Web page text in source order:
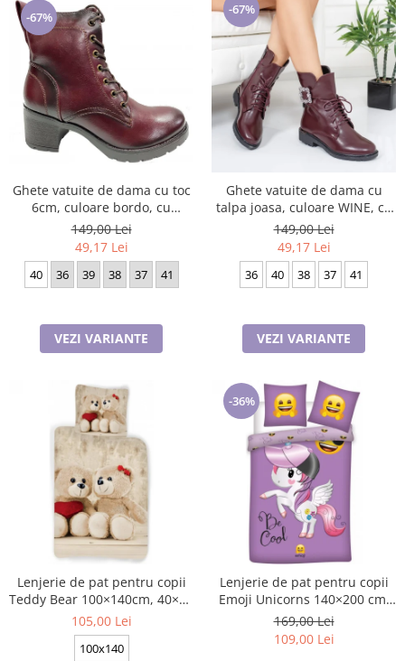
-67%
Ghete vatuite de dama cu toc
6cm, culoare bordo, cu
fermoar si snur
149,00 Lei
49,17 Lei
40 36 39 38 37 41
VEZI VARIANTE
-67%
Ghete vatuite de dama cu
talpa joasa, culoare WINE, cu
catarama pe lateral
149,00 Lei
49,17 Lei
36 40 38 37 41
VEZI VARIANTE
Lenjerie de pat pentru copii
Teddy Bear 100×140cm, 40×45
cm BRM006430
105,00 Lei
100x140
-36%
Lenjerie de pat pentru copii
Emoji Unicorns 140×200 cm,
70×90 cm, Disney, 100%
bumbac
169,00 Lei
109,00 Lei